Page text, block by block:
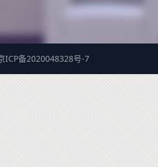
ICP备2020048328号-7